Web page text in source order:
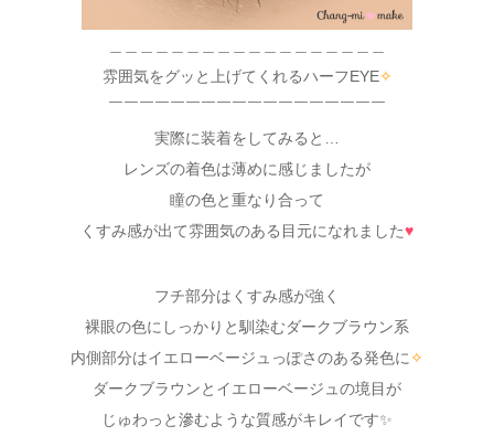
雰囲気をグッと上げてくれるハーフEYE✧
￣￣￣￣￣￣￣￣￣￣￣￣￣￣￣￣￣￣
実際に装着をしてみると…
レンズの着色は薄めに感じましたが
瞳の色と重なり合って
くすみ感が出て雰囲気のある目元になれました♥
フチ部分はくすみ感が強く
裸眼の色にしっかりと馴染むダークブラウン系
内側部分はイエローベージュっぽさのある発色に✧
ダークブラウンとイエローベージュの境目が
じゅわっと滲むような質感がキレイです✨